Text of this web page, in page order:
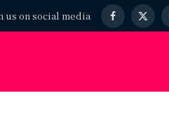
us on social media Facebook
X